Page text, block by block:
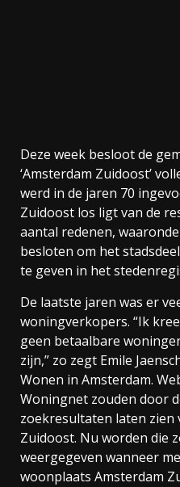
Deze week besloot de
‘Amsterdam Zuidoost’
werd in de jaren 70
Zuidoost los ligt van de
aantal redenen,
besloten om het
te geven in het
De laatste jaren was er
woningverkopers. “Ik
geen betaalbare
zijn,” zo zegt Emile
Wonen in Amsterdam.
Woningnet zouden door
zoekresultaten laten zien
Zuidoost. Nu worden die
weergegeven wanneer
woonplaats Amsterdam